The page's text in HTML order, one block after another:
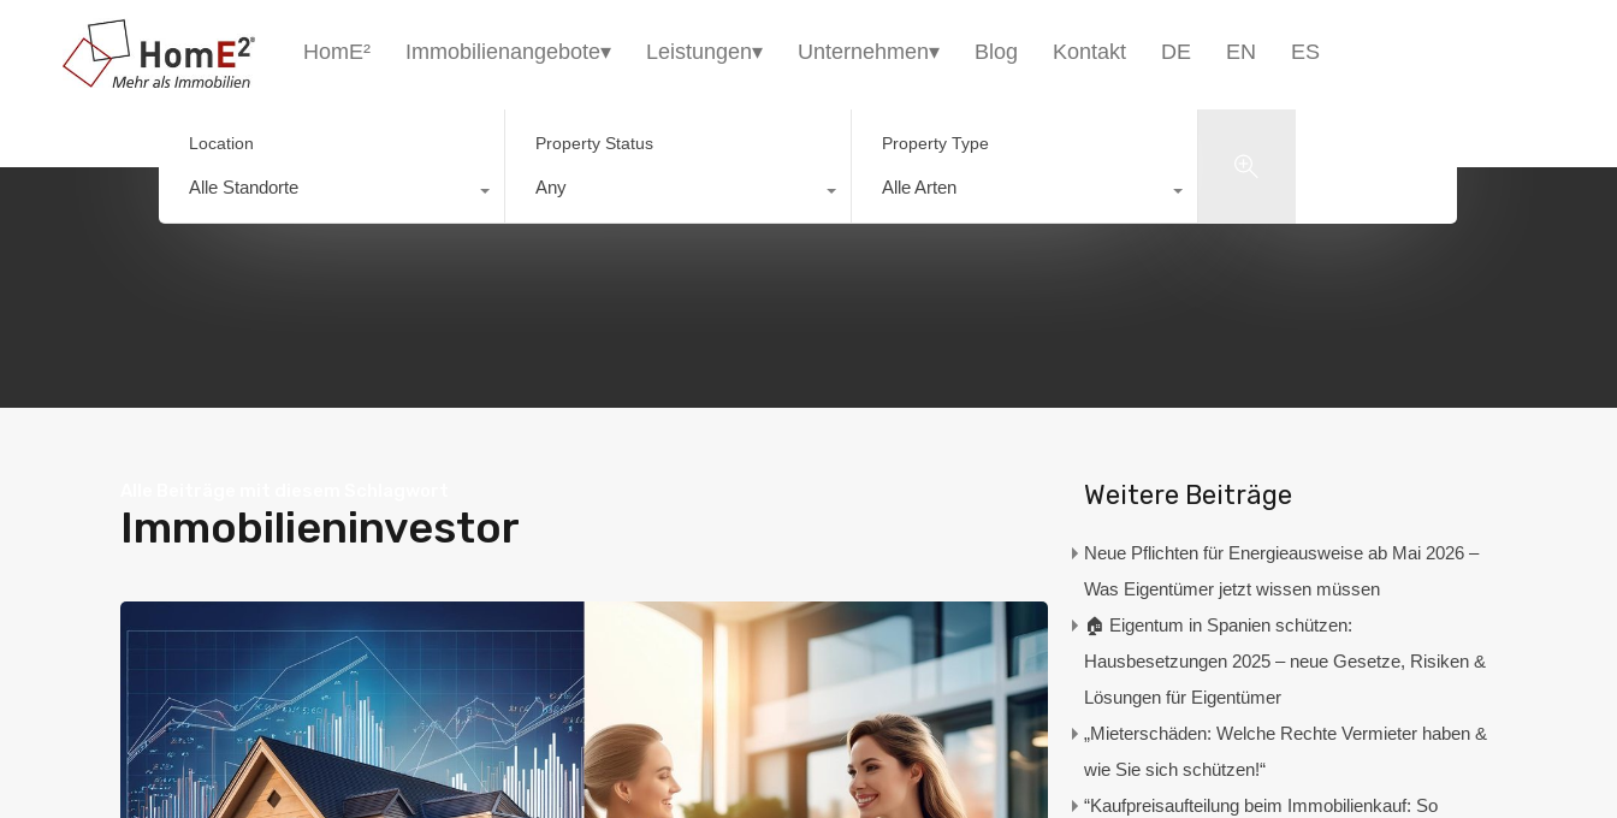
HomE² Immobilienangebote▾ Leistungen▾ Unternehmen▾
HomE² Immobilienangebote▾ Leistungen▾ Unternehmen▾ Blog Kontakt DE EN ES
Location
Alle Standorte
Property Status
Any
Property Type
Alle Arten
Immobilieninvestor
Weitere Beiträge
Neue Pflichten für Energieausweise ab Mai 2026 –
Was Eigentümer jetzt wissen müssen
🏠 Eigentum in Spanien schützen:
Hausbesetzungen 2025 – neue Gesetze, Risiken &
Lösungen für Eigentümer
„Mieterschäden: Welche Rechte Vermieter haben &
wie Sie sich schützen!“
“Kaufpreisaufteilung beim Immobilienkauf: So